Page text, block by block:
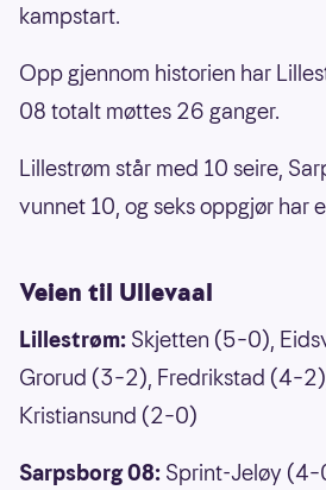
kampstart.
Opp gjennom historien har
08 totalt møttes 26 ganger.
Lillestrøm står med 10 seire,
vunnet 10, og seks oppgjør har
Veien til Ullevaal
Lillestrøm: Skjetten (5–0),
Grorud (3–2), Fredrikstad
Kristiansund (2–0)
Sarpsborg 08: Sprint-Jeløy